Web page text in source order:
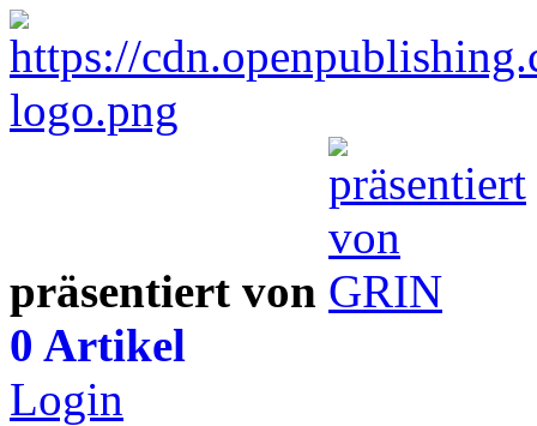
präsentiert von
0 Artikel
Login